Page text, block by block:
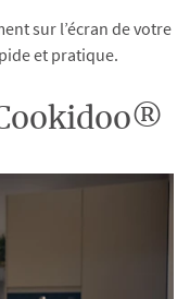
sur l’écran de votre
et pratique.